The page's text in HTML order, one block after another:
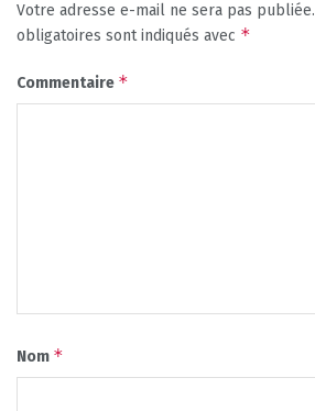
Votre adresse e-mail ne sera pas publiée.
obligatoires sont indiqués avec *
Commentaire *
Nom *